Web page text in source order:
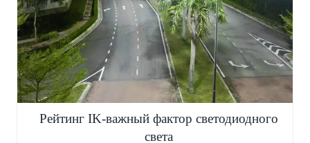
Рейтинг IK-важный фактор светодиодного
света